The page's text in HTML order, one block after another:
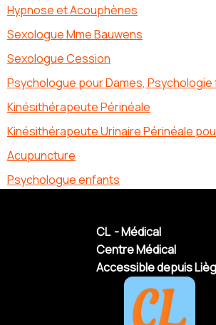
Hypnose et Acouphènes
Sexologue Mme Bauwens
Sexologue Cession
Psychologue pour Dames, Psychologie
Kinésithérapeute Périnéale
Kinésithérapeute Urinaire Périnéale
Acupuncture
Psychologue enfants
CL - Médical
Centre Médical
Accessible depuis